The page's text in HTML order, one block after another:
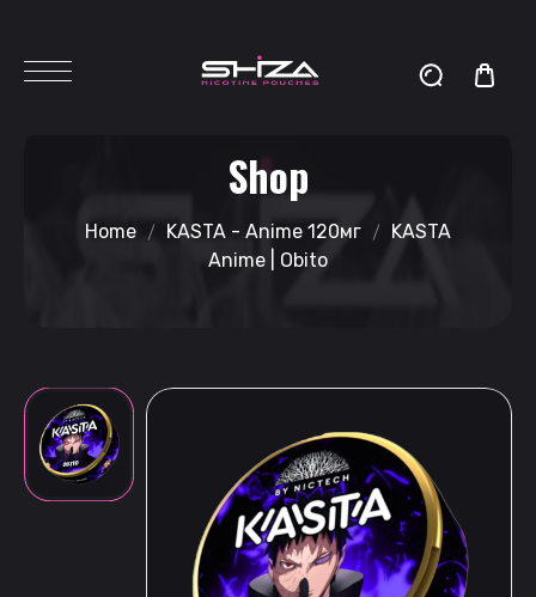
Shop
Home KASTA - Anime 120мг
KASTA
Anime | Obito